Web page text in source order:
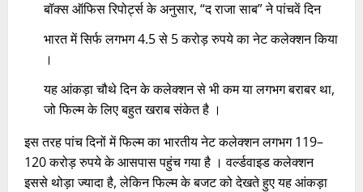
बॉक्स ऑफिस रिपोर्ट्स के अनुसार, “द राजा साब” ने पांचवें दिन
भारत में सिर्फ लगभग 4.5 से 5 करोड़ रुपये का नेट कलेक्शन किया
।
यह आंकड़ा चौथे दिन के कलेक्शन से भी कम या लगभग बराबर था,
जो फिल्म के लिए बहुत खराब संकेत है ।
इस तरह पांच दिनों में फिल्म का भारतीय नेट कलेक्शन लगभग 119–
120 करोड़ रुपये के आसपास पहुंच गया है । वर्ल्डवाइड कलेक्शन
इससे थोड़ा ज्यादा है, लेकिन फिल्म के बजट को देखते हुए यह आंकड़ा